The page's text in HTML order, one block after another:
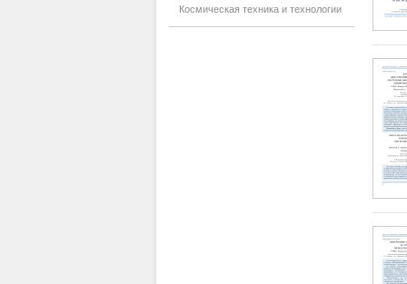
Космическая техника и технологии